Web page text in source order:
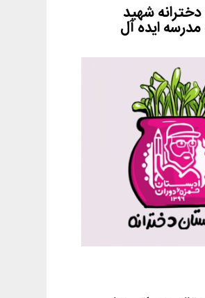
دخترانه شهید
ایده آل